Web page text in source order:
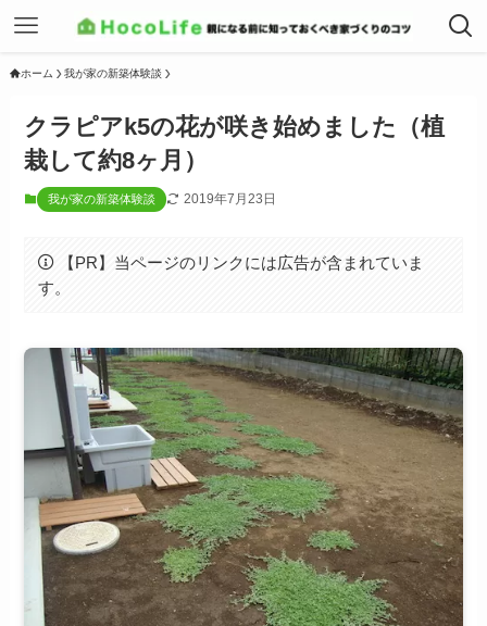
ホーム 我が家の新築体験談
クラピアk5の花が咲き始めました（植
栽して約8ヶ月）
我が家の新築体験談 2019年7月23日
【PR】当ページのリンクには広告が含まれていま
す。